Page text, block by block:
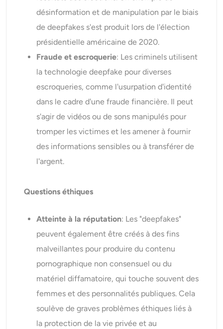
désinformation et de manipulation par le biais
de deepfakes s'est produit lors de l'élection
présidentielle américaine de 2020.
Fraude et escroquerie: Les criminels utilisent
la technologie deepfake pour diverses
escroqueries, comme l'usurpation d'identité
dans le cadre d'une fraude financière. Il peut
s'agir de vidéos ou de sons manipulés pour
tromper les victimes et les amener à fournir
des informations sensibles ou à transférer de
l'argent.
Questions éthiques
Atteinte à la réputation: Les "deepfakes"
peuvent également être créés à des fins
malveillantes pour produire du contenu
pornographique non consensuel ou du
matériel diffamatoire, qui touche souvent des
femmes et des personnalités publiques. Cela
soulève de graves problèmes éthiques liés à
la protection de la vie privée et au